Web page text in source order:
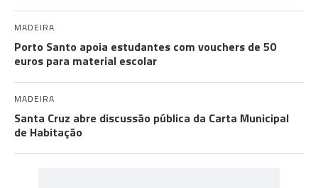
MADEIRA
Porto Santo apoia estudantes com vouchers de 50
euros para material escolar
MADEIRA
Santa Cruz abre discussão pública da Carta Municipal
de Habitação